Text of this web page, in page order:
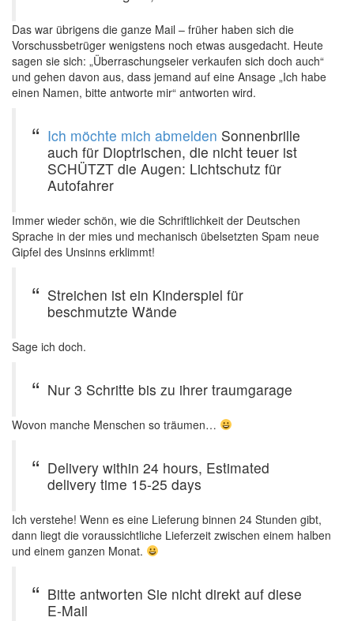
Das war übrigens die ganze Mail – früher haben sich die
Vorschussbetrüger wenigstens noch etwas ausgedacht. Heute
sagen sie sich: „Überraschungseier verkaufen sich doch auch“
und gehen davon aus, dass jemand auf eine Ansage „Ich habe
einen Namen, bitte antworte mir“ antworten wird.
Ich möchte mich abmelden Sonnenbrille
auch für Dioptrischen, die nicht teuer ist
SCHÜTZT die Augen: Lichtschutz für
Autofahrer
Immer wieder schön, wie die Schriftlichkeit der Deutschen
Sprache in der mies und mechanisch übelsetzten Spam neue
Gipfel des Unsinns erklimmt!
Streichen ist ein Kinderspiel für
beschmutzte Wände
Sage ich doch.
Nur 3 Schritte bis zu ihrer traumgarage
Wovon manche Menschen so träumen…
Delivery within 24 hours, Estimated
delivery time 15-25 days
Ich verstehe! Wenn es eine Lieferung binnen 24 Stunden gibt,
dann liegt die voraussichtliche Lieferzeit zwischen einem halben
und einem ganzen Monat.
Bitte antworten Sie nicht direkt auf diese
E-Mail